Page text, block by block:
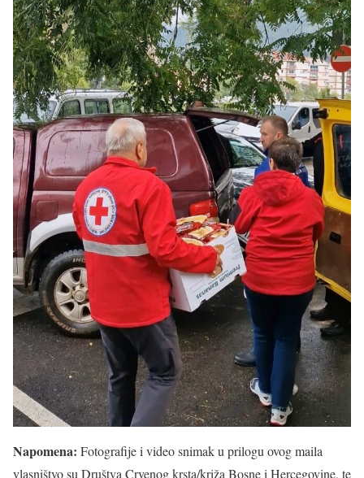
Napomena: Fotografije i video snimak u prilogu ovog maila
vlasništvo su Društva Crvenog krsta/križa Bosne i Hercegovine, te